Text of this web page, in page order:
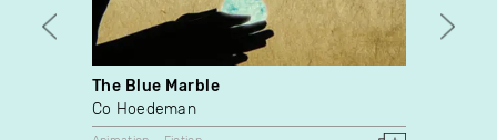
The Blue Marble
Co Hoedeman